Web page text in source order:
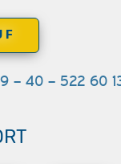
– 40 – 522 60